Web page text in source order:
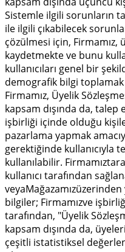
Sistemle ilgili sorunların
ile ilgili çıkabilecek
çözülmesi için, Firmamız,
kaydetmekte ve bunu
kullanıcıları genel bir
demografik bilgi toplamak
Firmamız, Üyelik
kapsam dışında da,
işbirliği içinde olduğu
pazarlama yapmak
gerektiğinde kullanıcıyla
kullanılabilir.
kullanıcı tarafından
bilgiler; Firmamızve
tarafından, "Üyelik
kapsam dışında da,
çeşitli istatistiksel